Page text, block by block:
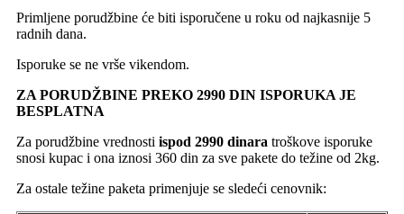
Primljene porudžbine će biti isporučene u roku od najkasnije 5
radnih dana.
Isporuke se ne vrše vikendom.
ZA PORUDŽBINE PREKO 2990 DIN ISPORUKA JE
BESPLATNA
Za porudžbine vrednosti ispod 2990 dinara troškove isporuke
snosi kupac i ona iznosi 360 din za sve pakete do težine od 2kg.
Za ostale težine paketa primenjuje se sledeći cenovnik: